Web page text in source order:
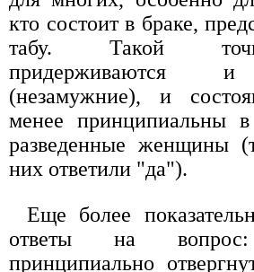
кто состоит в браке,
табу. Такой
придерживаются и
(незамужние), и
менее принципиальны
разведенные женщины
них ответили "да").
Еще более
ответы на
принципиально